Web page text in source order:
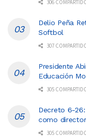
306
Delio Peña
Softbol
307
Presidente
Educación
305
Decreto 6-
como
305